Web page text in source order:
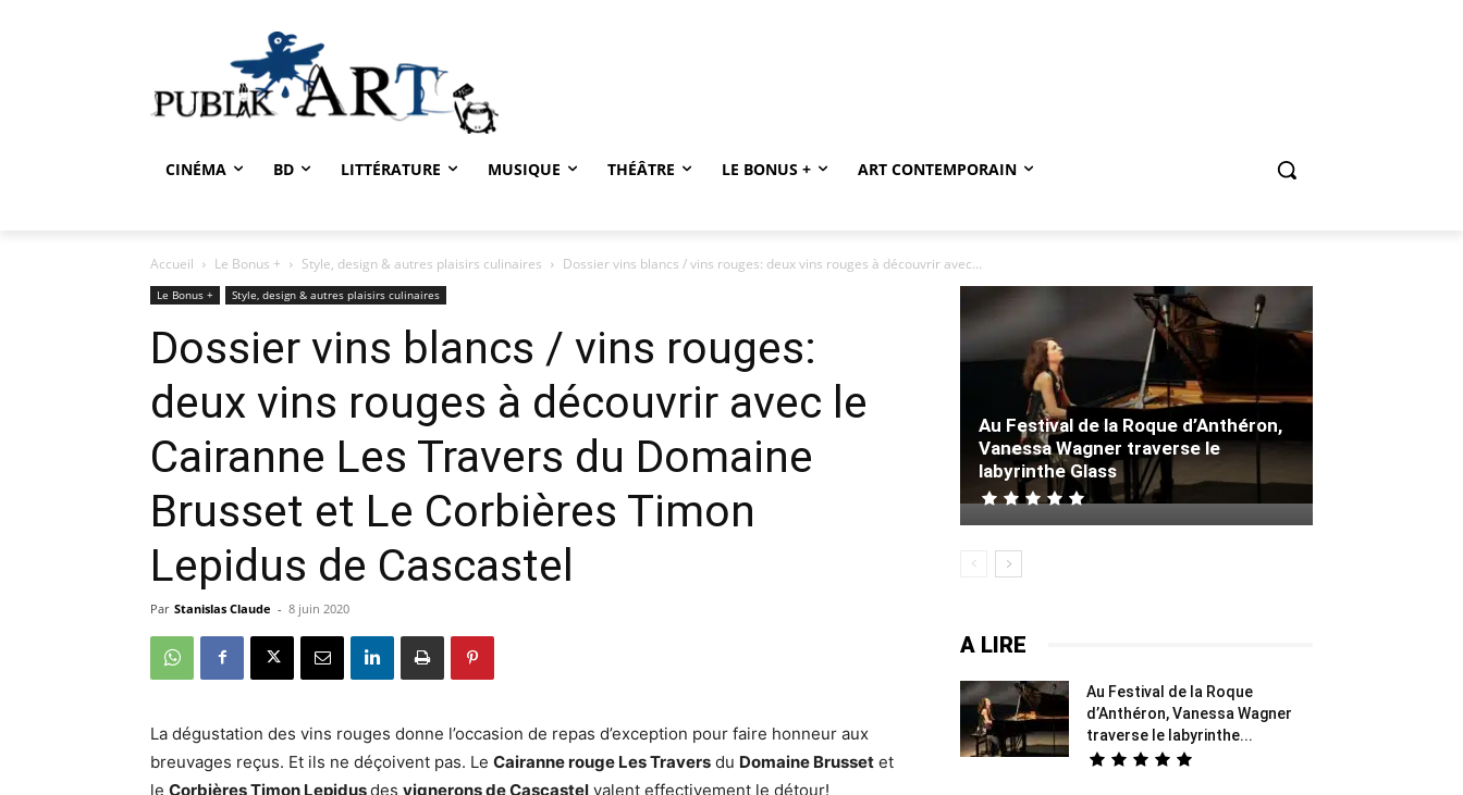
CINÉMA BD LITTÉRATURE MUSIQUE THÉÂTRE LE BONUS + ART CONTEMPORAIN
Accueil Le Bonus + Style, design & autres plaisirs culinaires Dossier vins blancs / vins rouges: deux vins rouges à découvrir avec...
Le Bonus + Style, design & autres plaisirs culinaires
Dossier vins blancs / vins rouges:
deux vins rouges à découvrir avec le
Cairanne Les Travers du Domaine
Brusset et Le Corbières Timon
Lepidus de Cascastel
Par Stanislas Claude - 8 juin 2020
La dégustation des vins rouges donne l’occasion de repas d’exception pour faire honneur aux
breuvages reçus. Et ils ne déçoivent pas. Le Cairanne rouge Les Travers du Domaine Brusset et
le Corbières Timon Lepidusdes vignerons de Cascastel valent effectivement le détour!
Au Festival de la Roque d’Anthéron,
Vanessa Wagner traverse le
labyrinthe Glass
A LIRE
Au Festival de la Roque
d’Anthéron, Vanessa Wagner
traverse le labyrinthe...